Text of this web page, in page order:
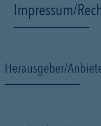
Impressum/
Herausgeber/